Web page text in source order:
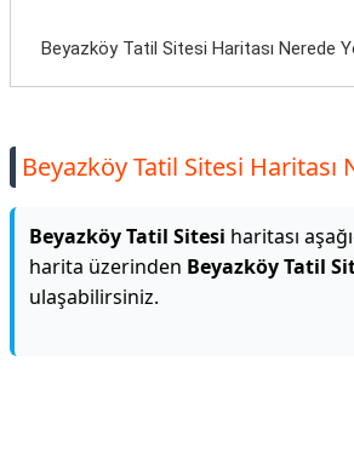
Beyazköy Tatil Sitesi Haritası Nerede
Beyazköy Tatil Sitesi Haritası
Beyazköy Tatil Sitesi haritası
harita üzerinden Beyazköy Tatil
ulaşabilirsiniz.